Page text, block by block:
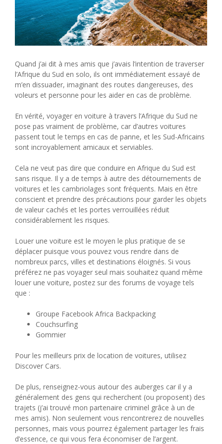
Quand j’ai dit à mes amis que j’avais l’intention de traverser
l’Afrique du Sud en solo, ils ont immédiatement essayé de
m’en dissuader, imaginant des routes dangereuses, des
voleurs et personne pour les aider en cas de problème.
En vérité, voyager en voiture à travers l’Afrique du Sud ne
pose pas vraiment de problème, car d’autres voitures
passent tout le temps en cas de panne, et les Sud-Africains
sont incroyablement amicaux et serviables.
Cela ne veut pas dire que conduire en Afrique du Sud est
sans risque. Il y a de temps à autre des détournements de
voitures et les cambriolages sont fréquents. Mais en être
conscient et prendre des précautions pour garder les objets
de valeur cachés et les portes verrouillées réduit
considérablement les risques.
Louer une voiture est le moyen le plus pratique de se
déplacer puisque vous pouvez vous rendre dans de
nombreux parcs, villes et destinations éloignés. Si vous
préférez ne pas voyager seul mais souhaitez quand même
louer une voiture, postez sur des forums de voyage tels
que :
Groupe Facebook Africa Backpacking
Couchsurfing
Gommier
Pour les meilleurs prix de location de voitures, utilisez
Discover Cars.
De plus, renseignez-vous autour des auberges car il y a
généralement des gens qui recherchent (ou proposent) des
trajets (j’ai trouvé mon partenaire criminel grâce à un de
mes amis). Non seulement vous rencontrerez de nouvelles
personnes, mais vous pourrez également partager les frais
d’essence, ce qui vous fera économiser de l’argent.